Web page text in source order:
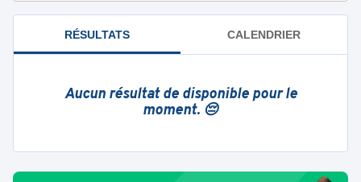
RÉSULTATS CALENDRIER
Aucun résultat de disponible pour le
moment. 😔